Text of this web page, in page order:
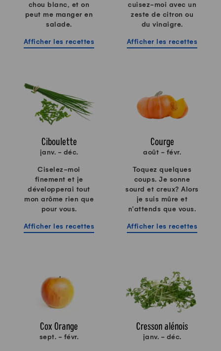
chou blanc, et on
peut me manger en
salade.
Afficher les recettes
cuisez-moi avec un
zeste de citron ou
du vinaigre.
Afficher les recettes
Ciboulette
janv. - déc.
Ciselez-moi
finement et je
développerai tout
mon arôme rien que
pour vous.
Afficher les recettes
Courge
août - févr.
Toquez quelques
coups. Je sonne
sourd et creux? Alors
je suis mûre et
n'attends que vous.
Afficher les recettes
Cox Orange
sept. - févr.
Cresson alénois
janv. - déc.